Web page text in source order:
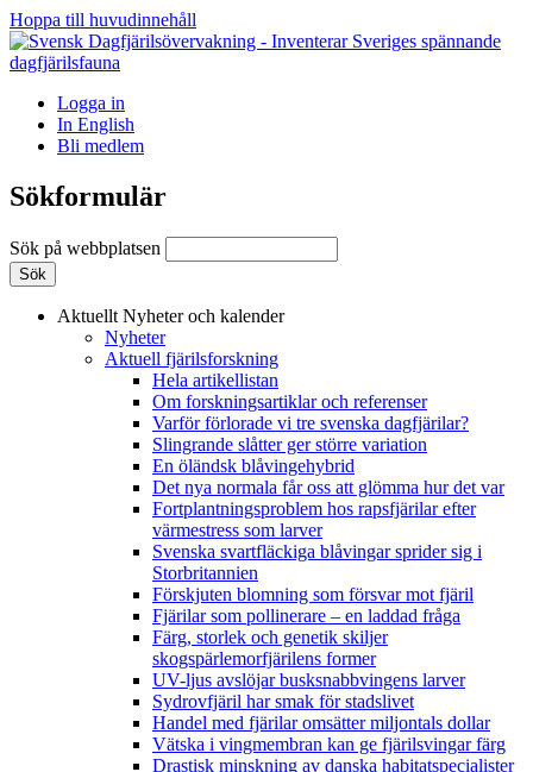
Hoppa till huvudinnehåll
Logga in
In English
Bli medlem
Sökformulär
Sök på webbplatsen
Aktuellt Nyheter och kalender
Nyheter
Aktuell fjärilsforskning
Hela artikellistan
Om forskningsartiklar och referenser
Varför förlorade vi tre svenska dagfjärilar?
Slingrande slåtter ger större variation
En öländsk blåvingehybrid
Det nya normala får oss att glömma hur det var
Fortplantningsproblem hos rapsfjärilar efter
värmestress som larver
Svenska svartfläckiga blåvingar sprider sig i
Storbritannien
Förskjuten blomning som försvar mot fjäril
Fjärilar som pollinerare – en laddad fråga
Färg, storlek och genetik skiljer
skogspärlemorfjärilens former
UV-ljus avslöjar busksnabbvingens larver
Sydrovfjäril har smak för stadslivet
Handel med fjärilar omsätter miljontals dollar
Vätska i vingmembran kan ge fjärilsvingar färg
Drastisk minskning av danska habitatspecialister